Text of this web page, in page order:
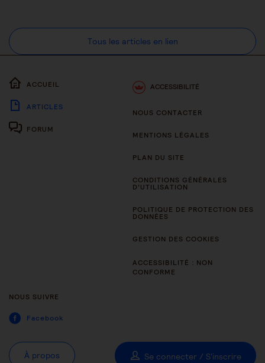
Tous les articles en lien
ACCUEIL
ARTICLES
FORUM
ACCESSIBILITÉ
NOUS CONTACTER
MENTIONS LÉGALES
PLAN DU SITE
CONDITIONS GÉNÉRALES
D’UTILISATION
POLITIQUE DE PROTECTION DES
DONNÉES
GESTION DES COOKIES
ACCESSIBILITÉ : NON
CONFORME
NOUS SUIVRE
Facebook
À propos Se connecter / S'inscrire